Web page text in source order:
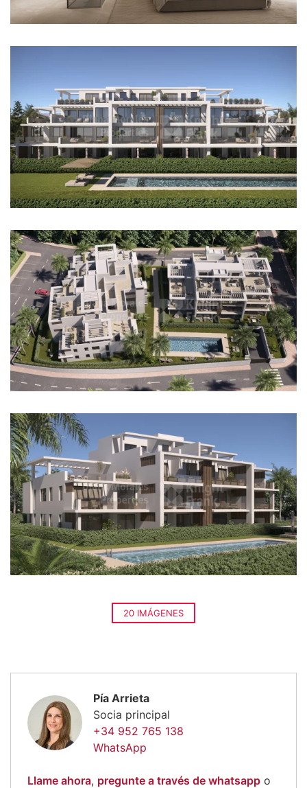
20 IMÁGENES
Pía Arrieta
Socia principal
+34 952 765 138
WhatsApp
Llame ahora, pregunte a través de whatsapp o